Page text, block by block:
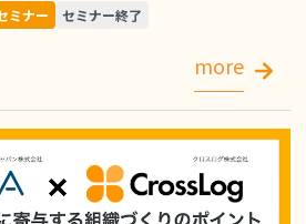
ミナー セミナー終了
more